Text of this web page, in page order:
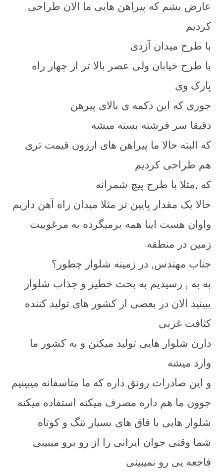
عارض بشم که پیراهن هایی ما الان طراحی
کردیم
با طرح میدان آزدی
با طرح خیابان ولی عصر بالا تر از چهار راه
پارک وی
جوری که این دکمه ی بالای پیرهن
دقیقا سر فرشته بسته میشه
که البته حالا ما پیراهن های ارزون قیمت تری
هم طراحی کردیم
که ,مثلا با طرح پیچ شمرانه
حالا یک مقدار پایین تر مثلا میدان راه آهن داریم
واوان هست اینا همه برمیگرده به مرغوبیت
زمین در منطقه
جناب مهندس, در زمینه شلوار چطور؟
به به , رسیدیم به بحث خطیر و جذاب شلوار
ببینید الان در بعضی از کشور های تولید کننده
کثافت غربی
دارن شلوار هایی تولید میکنن و به کشور ما
وارد میشه
و این صادرات رونق داره که ما متاسفانه میبینیم
جوون ما هم داره مصرف میکنه استفاده میکنه
شلوار هایی با فاق های بسیار تنگ و کوتاه
شما وقتی جوان ایرانی را از رو برو میبینی
فاجعه یی رو نمیبینی